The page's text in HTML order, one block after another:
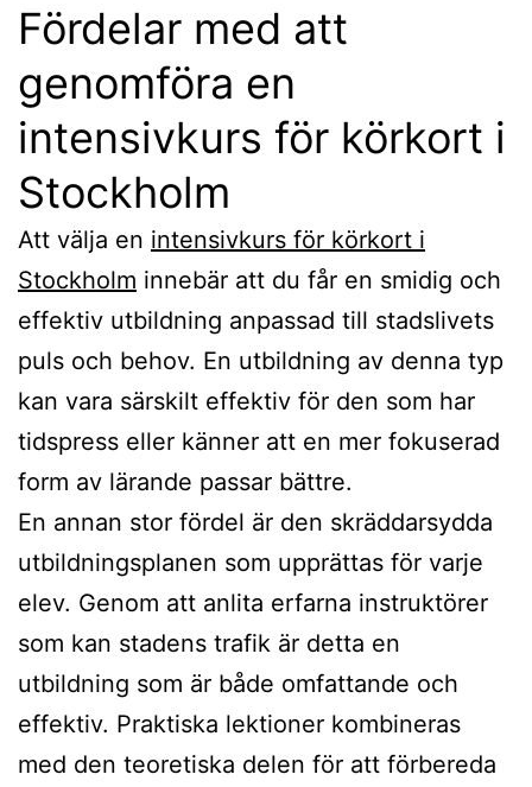
Fördelar med att
genomföra en
intensivkurs för körkort i
Stockholm
Att välja en intensivkurs för körkort i
Stockholm innebär att du får en smidig och
effektiv utbildning anpassad till stadslivets
puls och behov. En utbildning av denna typ
kan vara särskilt effektiv för den som har
tidspress eller känner att en mer fokuserad
form av lärande passar bättre.
En annan stor fördel är den skräddarsydda
utbildningsplanen som upprättas för varje
elev. Genom att anlita erfarna instruktörer
som kan stadens trafik är detta en
utbildning som är både omfattande och
effektiv. Praktiska lektioner kombineras
med den teoretiska delen för att förbereda